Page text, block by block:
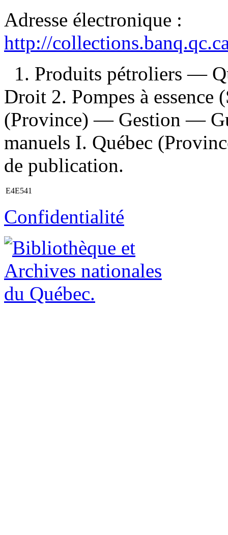
Adresse électronique :
http://
1. Produits pétroliers —
Droit 2. Pompes à
(Province) — Gestion —
manuels I. Québec
de publication.
E4E541
Confidentialité